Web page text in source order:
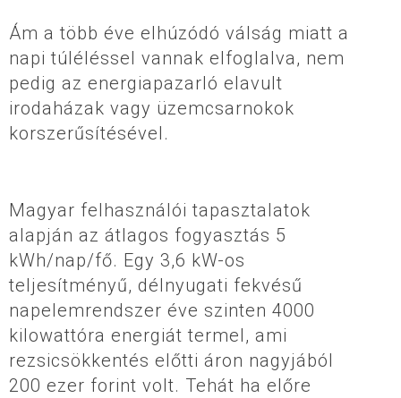
Ám a több éve elhúzódó válság miatt a
napi túléléssel vannak elfoglalva, nem
pedig az energiapazarló elavult
irodaházak vagy üzemcsarnokok
korszerűsítésével.
Magyar felhasználói tapasztalatok
alapján az átlagos fogyasztás 5
kWh/nap/fő. Egy 3,6 kW-os
teljesítményű, délnyugati fekvésű
napelemrendszer éve szinten 4000
kilowattóra energiát termel, ami
rezsicsökkentés előtti áron nagyjából
200 ezer forint volt. Tehát ha előre